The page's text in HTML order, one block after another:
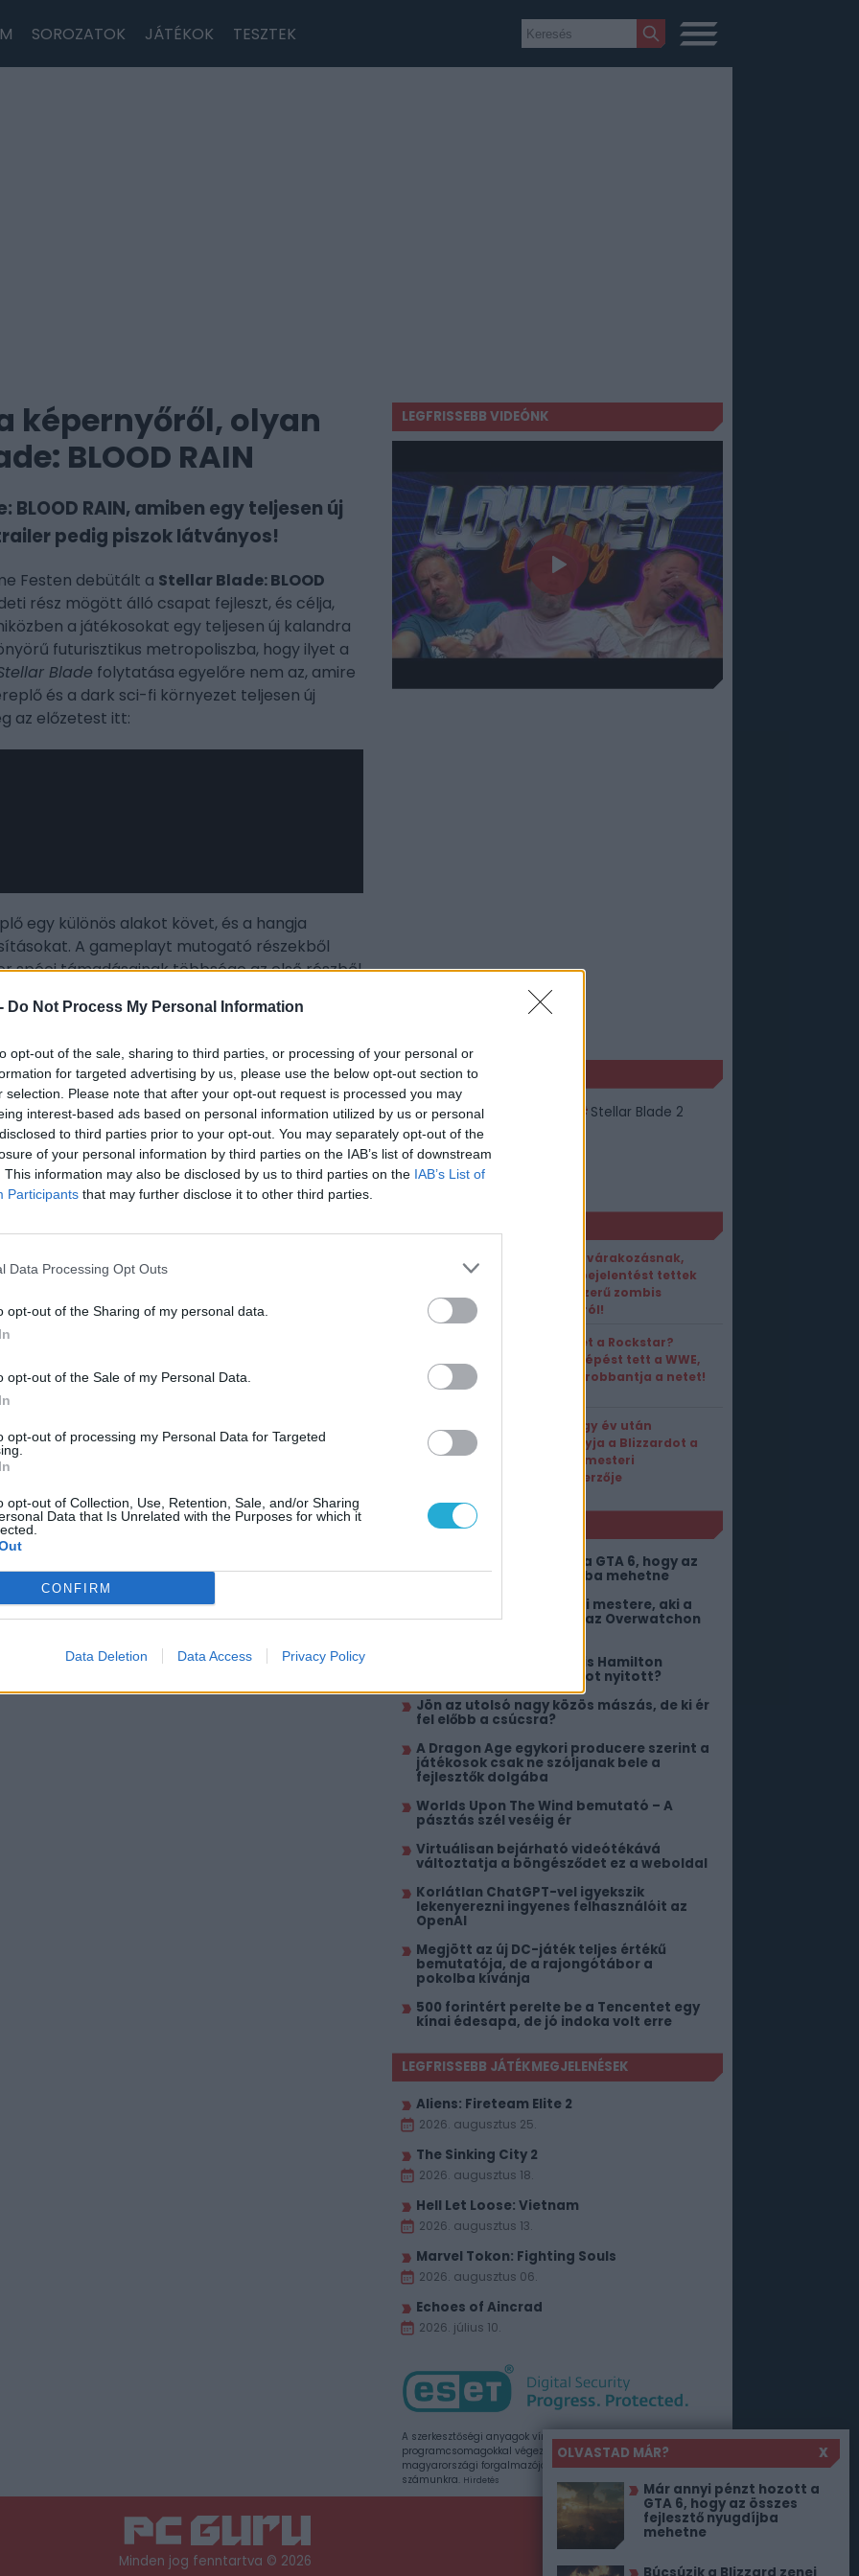
Do Not Process My Personal Information
opt-out of the sale, sharing to third parties, or processing of your personal or
for targeted advertising by us, please use the below opt-out section to
selection. Please note that after your opt-out request is processed you may
interest-based ads based on personal information utilized by us or personal
to third parties prior to your opt-out. You may separately opt-out of the
of your personal information by third parties on the IAB’s list of downstream
This information may also be disclosed by us to third parties on the IAB’s List of
Participants that may further disclose it to other third parties.
Data Processing Opt Outs
opt-out of the Sharing of my personal data.
opt-out of the Sale of my Personal Data.
opt-out of processing my Personal Data for Targeted
opt-out of Collection, Use, Retention, Sale, and/or Sharing
Data that Is Unrelated with the Purposes for which it
CONFIRM
Data Deletion Data Access Privacy Policy
SOROZATOK JÁTÉKOK TESZTEK
képernyőről, olyan
BLOOD RAIN
RAIN, amiben egy teljesen új
pedig piszok látványos!
Festen debütált a Stellar Blade: BLOOD
rész mögött álló csapat fejleszt, és célja,
a játékosokat egy teljesen új kalandra
futurisztikus metropoliszba, hogy ilyet a
Blade folytatása egyelőre nem az, amire
és a dark sci-fi környezet teljesen új
az előzetest itt:
egy különös alakot követ, és a hangja
A gameplayt mutogató részekből
spéci támadásainak többsége az első részből
pedig olyan új képességeket is láthatunk,
fog előrukkolni. A trailerben nem
egyéb információ, de a Shift Up már utalt
Blade folytatása. Információmorzsák alapján
2027-ben fog megjelenni, és ami a legjobb,
hogy a PC Guru tartalmairól véletlenül
robot is jöhet az Astro Bot-ba
felrúg, ha túl kíváncsi vagy
OLVASTAD MÁR?
X
Már annyi pénzt hozott a
GTA 6, hogy az összes
fejlesztő nyugdíjba
mehetne
LEGFRISSEBB VIDEÓNK
CÍMKÉK
előzetes
Stellar Blade 2
Stellar Blade: BLOOD RAIN
Summer Game Fest
Vége a várakozásnak,
óriási bejelentést tettek
a népszerű zombis
horrorról!
Perelhet a Rockstar?
Olyan lépést tett a WWE,
ami felrobbantja a netet!
Tizenegy év után
otthagyja a Blizzardot a
stúdió mesteri
zeneszerzője
AJÁNLÓ
Már annyi pénzt hozott a GTA 6, hogy az
összes fejlesztő nyugdíjba mehetne
Búcsúzik a Blizzard zenei mestere, aki a
World of Warcrafton és az Overwatchon
És az megvan, hogy Lewis Hamilton
gyűjtögetős kártya boltot nyitott?
Jön az utolsó nagy közös mászás, de ki ér
fel előbb a csúcsra?
A Dragon Age egykori producere szerint a
játékosok csak ne szóljanak bele a
fejlesztők dolgába
Worlds Upon The Wind bemutató – A
pásztás szél veséig ér
Virtuálisan bejárható videótékává
változtatja a böngésződet ez a weboldal
Korlátlan ChatGPT-vel igyekszik
lekenyerezni ingyenes felhasználóit az
OpenAI
Megjött az új DC-játék teljes értékű
bemutatója, de a rajongótábor a
pokolba kívánja
500 forintért perelte be a Tencentet egy
kínai édesapa, de jó indoka volt erre
LEGFRISSEBB JÁTÉKMEGJELENÉSEK
Aliens: Fireteam Elite 2
2026. augusztus 25.
The Sinking City 2
2026. augusztus 18.
Hell Let Loose: Vietnam
2026. augusztus 13.
Marvel Tokon: Fighting Souls
2026. augusztus 06.
Echoes of Aincrad
2026. július 10.
A szerkesztőségi anyagok vírusellenőrzését az ESET
programcsomagokkal végezzük, amelyet a szoftver
magyarországi forgalmazója, a Sicontact Kft. biztosít
számunkra. Hirdetés
Minden jog fenntartva © 2026